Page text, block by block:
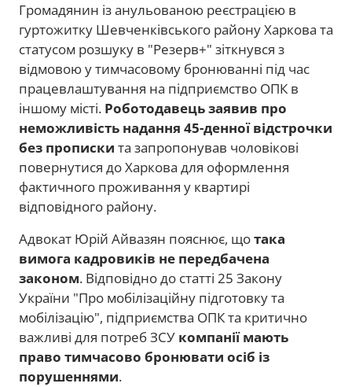
Громадянин із анульованою реєстрацією в
гуртожитку Шевченківського району Харкова та
статусом розшуку в "Резерв+" зіткнувся з
відмовою у тимчасовому бронюванні під час
працевлаштування на підприємство ОПК в
іншому місті. Роботодавець заявив про
неможливість надання 45-денної відстрочки
без прописки та запропонував чоловікові
повернутися до Харкова для оформлення
фактичного проживання у квартирі
відповідного району.
Адвокат Юрій Айвазян пояснює, щотака
вимога кадровиків не передбачена
законом. Відповідно до статті 25 Закону
України "Про мобілізаційну підготовку та
мобілізацію", підприємства ОПК та критично
важливі для потреб ЗСУ компанії мають
право тимчасово бронювати осіб із
порушеннями.